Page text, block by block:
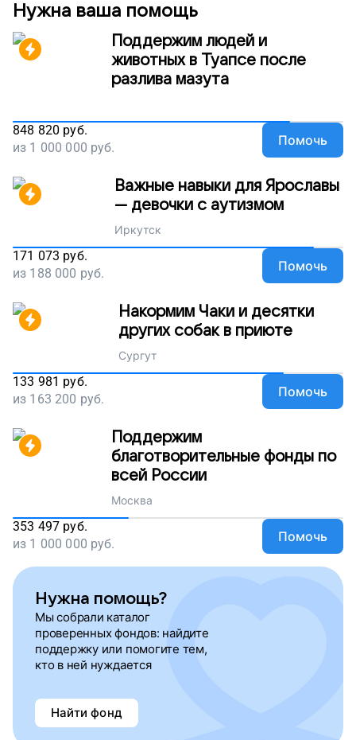
Нужна ваша помощь
Поддержим людей и
животных в Туапсе после
разлива мазута
848 820 руб.
из 1 000 000 руб. Помочь
Важные навыки для Ярославы
— девочки с аутизмом
Иркутск
171 073 руб.
из 188 000 руб. Помочь
Накормим Чаки и десятки
других собак в приюте
Сургут
133 981 руб.
из 163 200 руб. Помочь
Поддержим
благотворительные фонды по
всей России
Москва
353 497 руб.
из 1 000 000 руб. Помочь
Нужна помощь?
Мы собрали каталог
проверенных фондов: найдите
поддержку или помогите тем,
кто в ней нуждается
Найти фонд